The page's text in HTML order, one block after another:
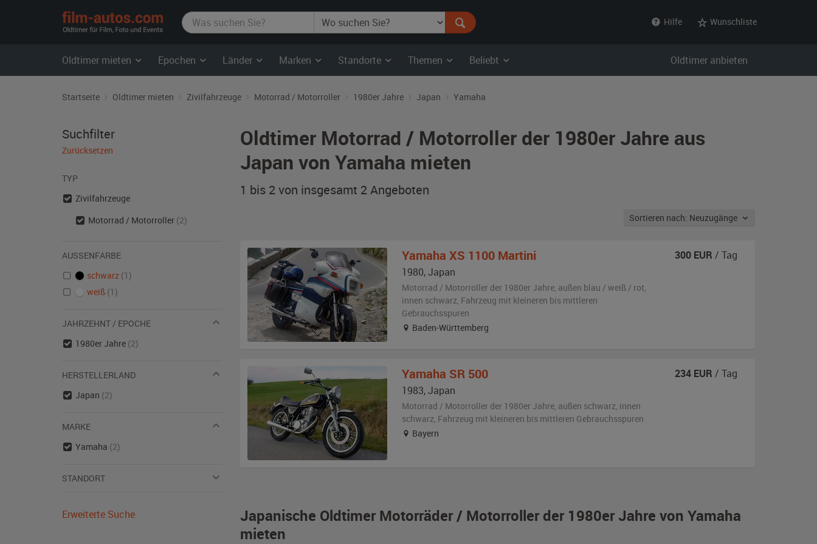
film-
autos.com
Hilfe Wunschliste
Oldtimer mieten Epochen Länder Marken Standorte Themen Beliebt Oldtimer anbieten
Startseite Oldtimer mieten Zivilfahrzeuge Motorrad / Motorroller 1980er Jahre Japan Yamaha
Oldtimer Motorrad / Motorroller der 1980er Jahre aus
Japan von Yamaha mieten
1 bis 2 von insgesamt 2Angeboten
Sortieren nach: Neuzugänge
Japanische Oldtimer Motorräder / Motorroller der 1980er Jahre von Yamaha
mieten
Yamaha XS 1100 Martini
1980,Japan
Motorrad / Motorroller der 1980er Jahre, außen blau / weiß / rot,
innen schwarz, Fahrzeug mit kleineren bis mittleren
Gebrauchsspuren
Baden-Württemberg
300 EUR / Tag
Yamaha SR 500
1983,Japan
Motorrad / Motorroller der 1980er Jahre, außen schwarz, innen
schwarz, Fahrzeug mit kleineren bis mittleren Gebrauchsspuren
Bayern
234 EUR / Tag
Suchfilter
Zurücksetzen
TYP
Zivilfahrzeuge
Motorrad / Motorroller (2)
AUSSENFARBE
schwarz (1)
weiß (1)
JAHRZEHNT / EPOCHE
1980er Jahre (2)
HERSTELLERLAND
Japan (2)
MARKE
Yamaha (2)
STANDORT
Erweiterte Suche